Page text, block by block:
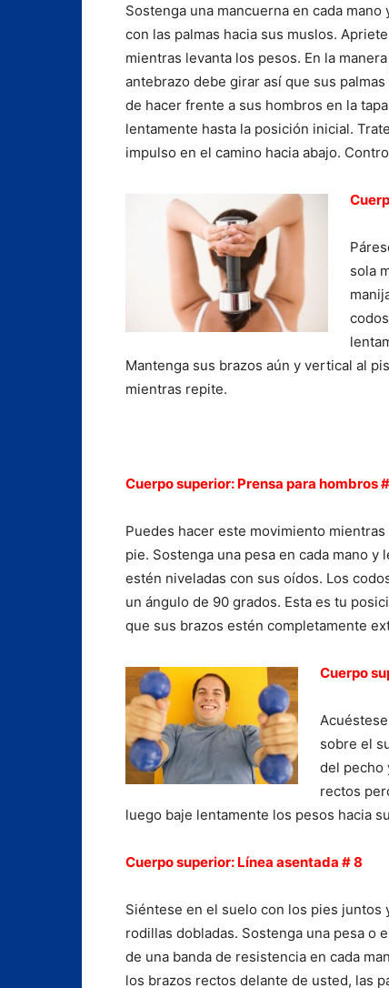
Sostenga una mancuerna en cada mano
con las palmas hacia sus muslos.
mientras levanta los pesos. En la
antebrazo debe girar así que sus
de hacer frente a sus hombros en la
lentamente hasta la posición inicial.
impulso en el camino hacia abajo.
sola
Mantenga sus brazos aún y vertical al
mientras repite.
Cuerpo superior: Prensa para hombros
Puedes hacer este movimiento
pie. Sostenga una pesa en cada mano y
estén niveladas con sus oídos. Los
un ángulo de 90 grados. Esta es tu
que sus brazos estén completamente
Cuerpo
sobre el
del pecho
rectos
luego baje lentamente los pesos hacia
Cuerpo superior: Línea asentada # 8
Siéntese en el suelo con los pies juntos
rodillas dobladas. Sostenga una pesa o
de una banda de resistencia en cada
los brazos rectos delante de usted, las